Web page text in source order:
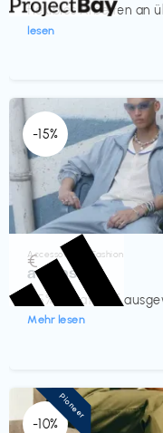
flexibles Arbeiten an
lesen
-15%
Accessoires & Fashion
adidas
-15% Rabatt auf
Mehr lesen
€‎
-10%
Pioneer